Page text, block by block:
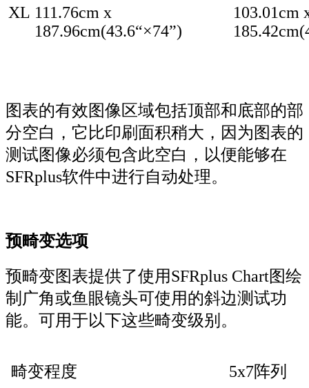
XL 111.76cm x
187.96cm(43.6“×74”)
103.01cm
图表的有效图像区域包括顶部和底部的部
分空白，它比印刷面积稍大，因为图表的
测试图像必须包含此空白，以便能够在
SFRplus软件中进行自动处理。
预畸变选项
预畸变图表提供了使用SFRplus Chart图绘
制广角或鱼眼镜头可使用的斜边测试功
能。可用于以下这些畸变级别。
畸变程度 5x7阵列